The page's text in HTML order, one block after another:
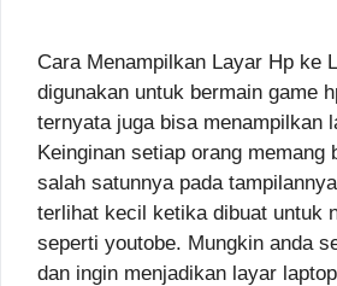
Cara Menampilkan Layar Hp ke
digunakan untuk bermain game
ternyata juga bisa menampilkan
Keinginan setiap orang memang
salah satunnya pada
terlihat kecil ketika dibuat untuk
seperti youtobe. Mungkin anda
dan ingin menjadikan layar